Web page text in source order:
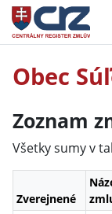
Obec
Zoznam
Všetky sumy v
Zverejnené